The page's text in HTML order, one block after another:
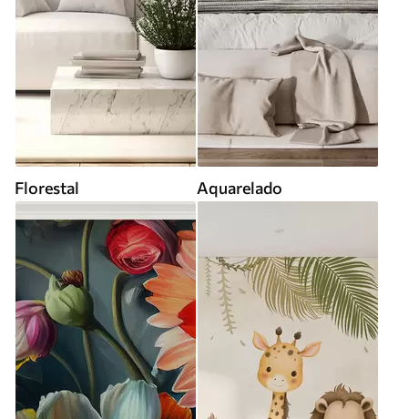
Florestal Aquarelado